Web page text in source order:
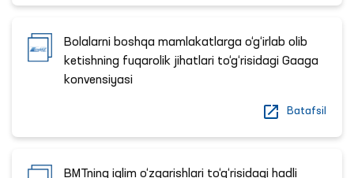
Bolalarni boshqa mamlakatlarga o‘g‘irlab olib
ketishning fuqarolik jihatlari to‘g‘risidagi Gaaga
konvensiyasi
Batafsil
BMTning iqlim o‘zgarishlari to‘g‘risidagi hadli